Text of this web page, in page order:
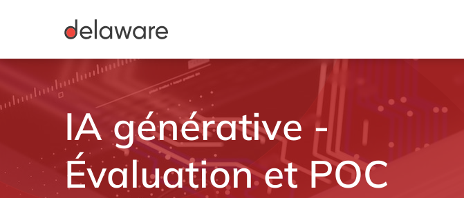
IA générative -
Évaluation et POC